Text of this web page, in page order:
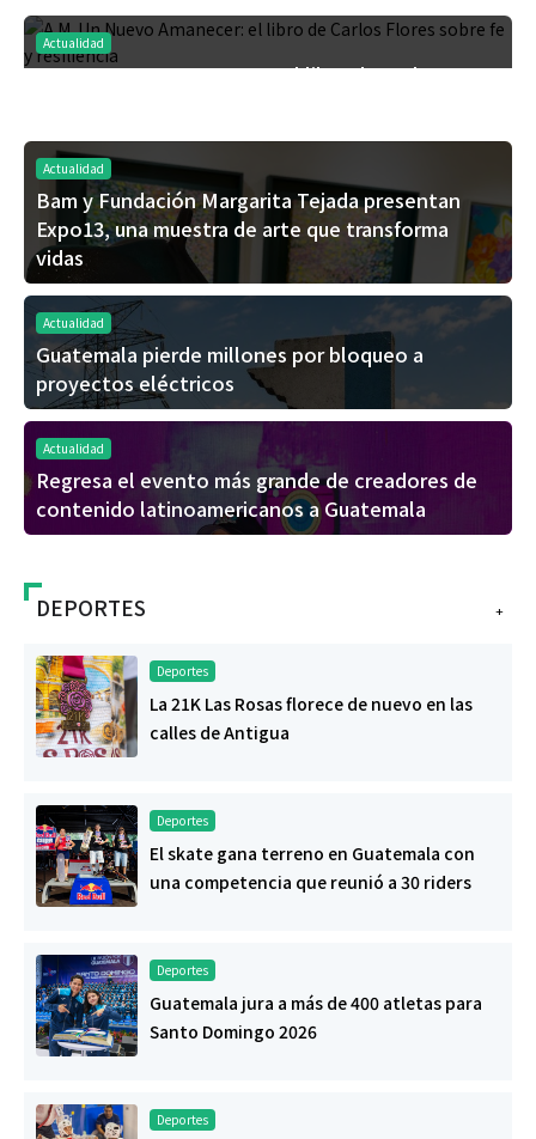
Actualidad
A.M. Un Nuevo Amanecer: el libro de Carlos
Actualidad
Bam y Fundación Margarita Tejada presentan
Expo13, una muestra de arte que transforma
vidas
Actualidad
Guatemala pierde millones por bloqueo a
proyectos eléctricos
Actualidad
Regresa el evento más grande de creadores de
contenido latinoamericanos a Guatemala
+
DEPORTES
Deportes
La 21K Las Rosas florece de nuevo en las
calles de Antigua
Deportes
El skate gana terreno en Guatemala con
una competencia que reunió a 30 riders
Deportes
Guatemala jura a más de 400 atletas para
Santo Domingo 2026
Deportes